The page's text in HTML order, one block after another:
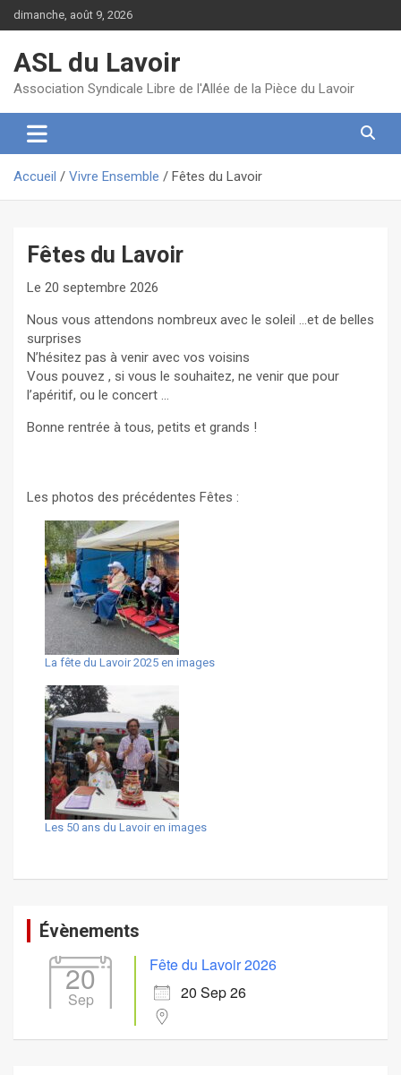
Aller
au
dimanche, août 9, 2026
ASL du Lavoir
Association Syndicale Libre de l'Allée de la Pièce du Lavoir
Accueil Vivre Ensemble Fêtes du Lavoir
Fêtes du Lavoir
Le 20 septembre 2026
Nous vous attendons nombreux avec le soleil …et de belles
surprises
N’hésitez pas à venir avec vos voisins
Vous pouvez , si vous le souhaitez, ne venir que pour
l’apéritif, ou le concert …
Bonne rentrée à tous, petits et grands !
Les photos des précédentes Fêtes :
La fête du Lavoir 2025 en images
Les 50 ans du Lavoir en images
Évènements
20
Sep
Fête du Lavoir 2026
20 Sep 26